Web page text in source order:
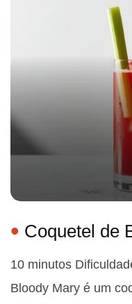
Coquetel de
10 minutos
Bloody Mary é um